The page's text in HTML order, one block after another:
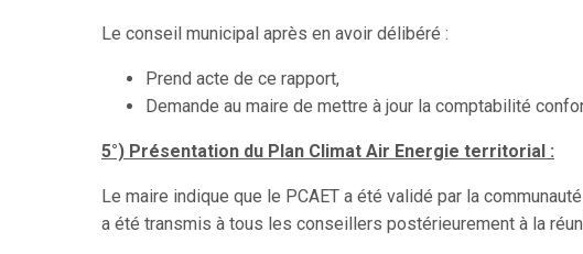
Le conseil municipal après en avoir délibéré :
Prend acte de ce rapport,
Demande au maire de mettre à jour la comptabilité
5°) Présentation du Plan Climat Air Energie territorial :
Le maire indique que le PCAET a été validé par la
a été transmis à tous les conseillers postérieurement à la